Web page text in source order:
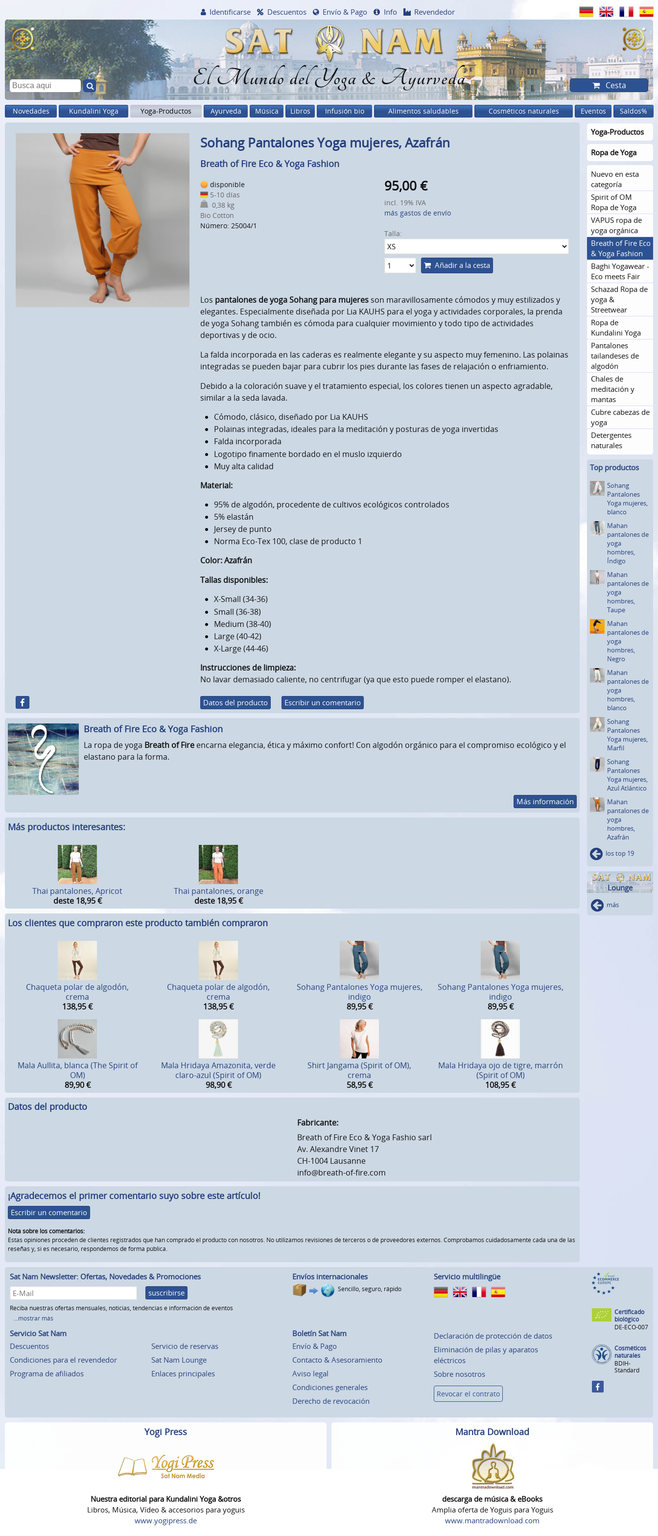
El Mundo del Yoga & Ayurveda
Identificarse Descuentos Envío & Pago Info Revendedor
Cesta
Novedades Kundalini Yoga Yoga-Productos Ayurveda Música Libros Infusión bio Alimentos saludables Cosméticos naturales Eventos Saldos%
Sohang Pantalones Yoga mujeres, Azafrán
Breath of Fire Eco & Yoga Fashion
disponible
5-10 días
0,38 kg
Bio Cotton
Número: 25004/1
95,00€
incl. 19% IVA
más gastos de envío
Talla:
Añadir a la cesta
Los pantalones de yoga Sohang para mujeresson maravillosamente cómodos y muy estilizados y
elegantes. Especialmente diseñada por Lia KAUHS para el yoga y actividades corporales, la prenda
de yoga Sohang también es cómoda para cualquier movimiento y todo tipo de actividades
deportivas y de ocio.
La falda incorporada en las caderas es realmente elegante y su aspecto muy femenino. Las polainas
integradas se pueden bajar para cubrir los pies durante las fases de relajación o enfriamiento.
Debido a la coloración suave y el tratamiento especial, los colores tienen un aspecto agradable,
similar a la seda lavada.
Cómodo, clásico, diseñado por Lia KAUHS
Polainas integradas, ideales para la meditación y posturas de yoga invertidas
Falda incorporada
Logotipo finamente bordado en el muslo izquierdo
Muy alta calidad
Material:
95% de algodón, procedente de cultivos ecológicos controlados
5% elastán
Jersey de punto
Norma Eco-Tex 100, clase de producto 1
Color:Azafrán
Tallas disponibles:
X-Small (34-36)
Small (36-38)
Medium (38-40)
Large (40-42)
X-Large (44-46)
Instrucciones de limpieza:
No lavar demasiado caliente, no centrifugar (ya que esto puede romper el elastano).
Datos del producto Escribir un comentario
Breath of Fire Eco & Yoga Fashion
La ropa de yoga Breath of Fire encarna elegancia, ética y máximo confort! Con algodón orgánico para el compromiso ecológico y el
elastano para la forma.
Más información
Más productos interesantes:
Thai pantalones, Apricot
deste 18,95 €
Thai pantalones, orange
deste 18,95 €
Los clientes que compraron este producto también compraron
Chaqueta polar de algodón,
crema
138,95€
Chaqueta polar de algodón,
crema
138,95€
Sohang Pantalones Yoga mujeres,
indigo
89,95 €
Sohang Pantalones Yoga mujeres,
indigo
89,95 €
Mala Aullita, blanca (The Spirit of
OM)
89,90 €
Mala Hridaya Amazonita, verde
claro-azul (Spirit of OM)
98,90 €
Shirt Jangama (Spirit of OM),
crema
58,95 €
Mala Hridaya ojo de tigre, marrón
(Spirit of OM)
108,95€
Datos del producto
Fabricante:
Breath of Fire Eco & Yoga Fashio sarl
Av. Alexandre Vinet 17
CH-1004 Lausanne
info@breath-of-fire.com
¡Agradecemos el primer comentario suyo sobre este artículo!
Escribir un comentario
Nota sobre los comentarios:
Estas opiniones proceden de clientes registrados que han comprado el producto con nosotros. No utilizamos revisiones de terceros o de proveedores externos. Comprobamos cuidadosamente cada una de las
reseñas y, si es necesario, respondemos de forma pública.
Yoga-Productos
Ropa de Yoga
Nuevo en esta
categoría
Spirit of OM
Ropa de Yoga
VAPUS ropa de
yoga orgánica
Breath of Fire Eco
& Yoga Fashion
Baghi Yogawear -
Eco meets Fair
Schazad Ropa de
yoga &
Streetwear
Ropa de
Kundalini Yoga
Pantalones
tailandeses de
algodón
Chales de
meditación y
mantas
Cubre cabezas de
yoga
Detergentes
naturales
Top productos
Sohang
Pantalones
Yoga mujeres,
blanco
Mahan
pantalones de
yoga
hombres,
Índigo
Mahan
pantalones de
yoga
hombres,
Taupe
Mahan
pantalones de
yoga
hombres,
Negro
Mahan
pantalones de
yoga
hombres,
blanco
Sohang
Pantalones
Yoga mujeres,
Marfil
Sohang
Pantalones
Yoga mujeres,
Azul Atlántico
Mahan
pantalones de
yoga
hombres,
Azafrán
los top 19
Lounge
más
Sat Nam Newsletter: Ofertas, Novedades & Promociones
suscribirse
Reciba nuestras ofertas mensuales, noticias, tendencias e información de eventos
...mostrar más
Envíos internacionales
Sencillo, seguro, rápido
Servicio multilingüe
Servicio Sat Nam
Descuentos
Condiciones para el revendedor
Programa de afiliados
Servicio de reservas
Sat Nam Lounge
Enlaces principales
Boletín Sat Nam
Envío & Pago
Contacto & Asesoramiento
Aviso legal
Condiciones generales
Derecho de revocación
Declaración de protección de datos
Eliminación de pilas y aparatos
eléctricos
Sobre nosotros
Revocar el contrato
Certificado
biológico
DE-ECO-007
Cosméticos
naturales
BDIH-
Standard
Yogi Press
Nuestra editorial para Kundalini Yoga &otros
Libros, Música, Vídeo & accesorios para yoguis
www.yogipress.de
Mantra Download
descarga de música & eBooks
Amplia oferta de Yoguis para Yoguis
www.mantradownload.com